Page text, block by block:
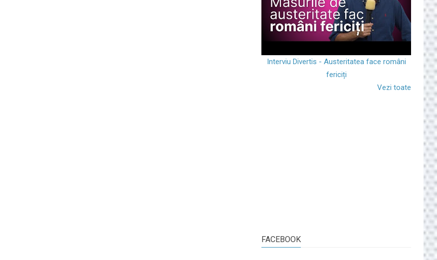
Interviu Divertis - Austeritatea face români
fericiți
Vezi toate
FACEBOOK